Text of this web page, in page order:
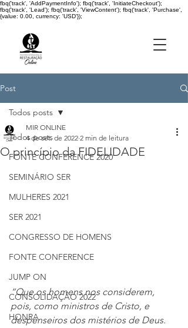
fbq('track', 'AddPaymentInfo'); fbq('track', 'InitiateCheckout');
fbq('track', 'Lead'); fbq('track', 'ViewContent'); fbq('track', 'Purchase',
{value: 0.00, currency: 'USD'});
Post
Todos posts
FONTE CONFERENCE 2020
SEMINÁRIO SER
MULHERES 2021
SER 2021
CONGRESSO DE HOMENS
FONTE CONFERENCE
JUMP ON
CONSOLIDAÇÃO 2022
HONRA
Todos posts
O princípio da FIDELIDADE
MIR ONLINE
4 de set. de 2022 2 min de leitura
“Que os homens nos considerem,
pois, como ministros de Cristo, e
despenseiros dos mistérios de Deus.